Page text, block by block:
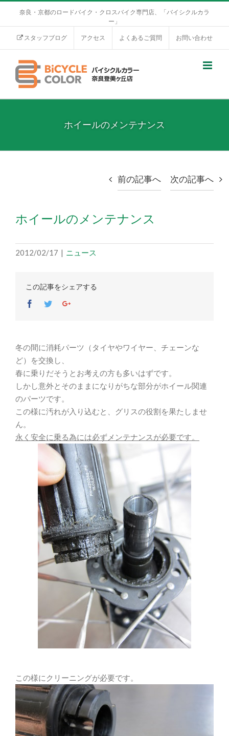
奈良・京都のロードバイク・クロスバイク専門店、「バイシクルカラ
ー」
スタッフブログ アクセス よくあるご質問 お問い合わせ
ホイールのメンテナンス
前の記事へ 次の記事へ
ホイールのメンテナンス
2012/02/17 | ニュース
この記事をシェアする
Facebook
TwitterGoogle+
冬の間に消耗パーツ（タイヤやワイヤー、チェーンな
ど）を交換し、
春に乗りだそうとお考えの方も多いはずです。
しかし意外とそのままになりがちな部分がホイール関連
のパーツです。
この様に汚れが入り込むと、グリスの役割を果たしませ
ん。
永く安全に乗る為には必ずメンテナンスが必要です。
この様にクリーニングが必要です。